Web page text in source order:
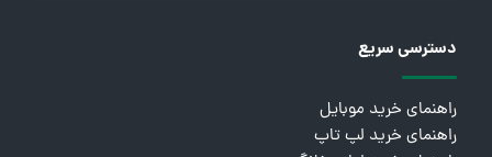
دسترسی سریع
راهنمای خرید موبایل
راهنمای خرید لپ تاپ